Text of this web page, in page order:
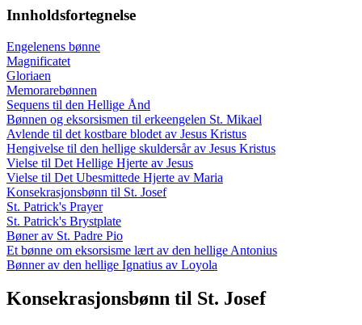
Innholdsfortegnelse
Engelenens bønne
Magnificatet
Gloriaen
Memorarebønnen
Sequens til den Hellige Ånd
Bønnen og eksorsismen til erkeengelen St. Mikael
Avlende til det kostbare blodet av Jesus Kristus
Hengivelse til den hellige skuldersår av Jesus Kristus
Vielse til Det Hellige Hjerte av Jesus
Vielse til Det Ubesmittede Hjerte av Maria
Konsekrasjonsbønn til St. Josef
St. Patrick's Prayer
St. Patrick's Brystplate
Bøner av St. Padre Pio
Et bønne om eksorsisme lært av den hellige Antonius
Bønner av den hellige Ignatius av Loyola
Konsekrasjonsbønn til St. Josef